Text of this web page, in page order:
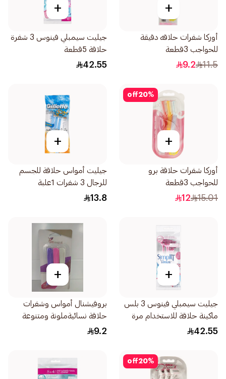
+
أوركا شفرات حلاقه دقيقة
للحواجب 3قطعة
11.5
9.2
+
جيليت سيمبلي فينوس 3 شفرة
حلاقة 5قطعة
42.55
20%
off
+
أوركا شفرات حلاقة برو
للحواجب 3قطعة
15.01
12
+
جيليت أمواس حلاقة للجسم
للرجال 3 شفرات 1علبة
13.8
+
جيليت سيمبلي فينوس 3 بلس
ماكينة حلاقة للاستخدام مرة
واحدة 4قطعة
42.55
+
بروفيشنال أمواس وشفرات
حلاقة نسائيةملونة ومتنوعة
3قطعة
9.2
20%
off